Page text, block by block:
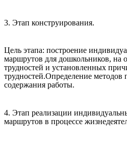
3. Этап конструирования.
Цель этапа: построение
маршрутов для дошкольников, на
трудностей и установленных
трудностей.Определение методов
содержания работы.
4. Этап реализации
маршрутов в процессе